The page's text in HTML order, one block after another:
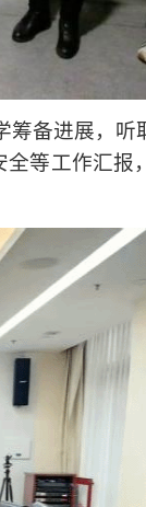
备进展，听
等工作汇报